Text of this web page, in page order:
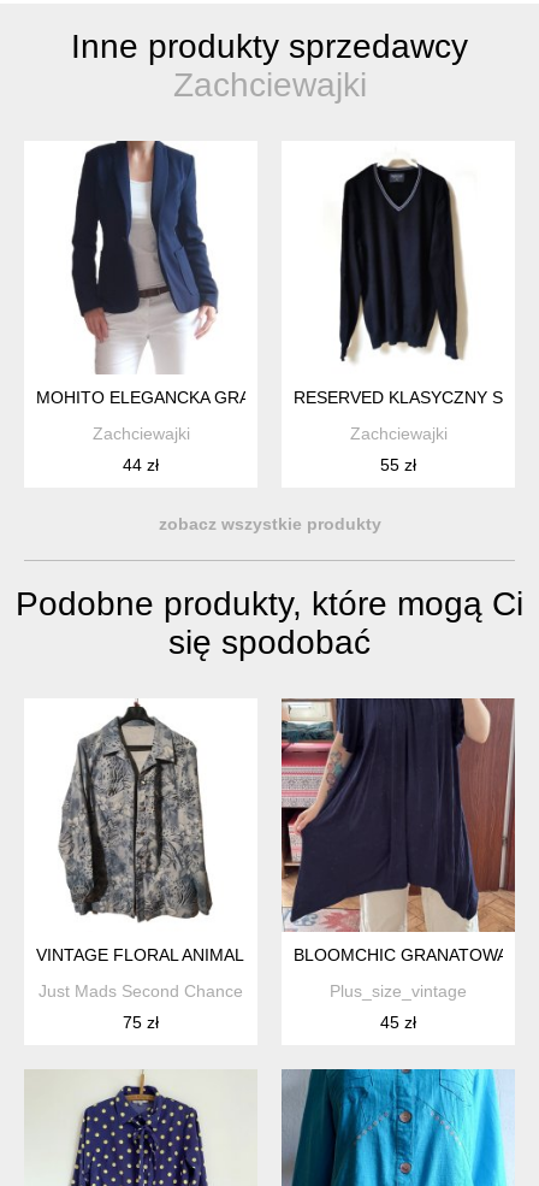
Inne produkty sprzedawcy
Zachciewajki
MOHITO ELEGANCKA GRANATOWA MARYNARKA ŻAKIET 34 36
Zachciewajki
44 zł
RESERVED KLASYCZNY
Zachciewajki
55 zł
zobacz wszystkie produkty
Podobne produkty, które mogą Ci
się spodobać
VINTAGE FLORAL ANIMAL PRINT SHIRT BLUE OVERSIZED
Just Mads Second Chance
75 zł
BLOOMCHIC GRANATOWA
Plus_size_vintage
45 zł